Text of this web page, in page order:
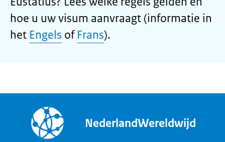
hoe u uw visum aanvraagt (informatie in
het Engels of Frans).
NederlandWereldwijd